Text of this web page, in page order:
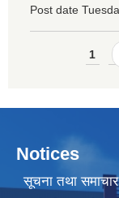
Post date
Pages1
Notices
सूचना तथा समाचार